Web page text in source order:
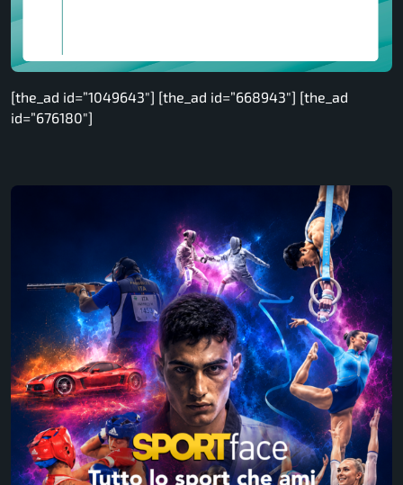
[the_ad id=”1049643″] [the_ad id=”668943″] [the_ad
id=”676180″]